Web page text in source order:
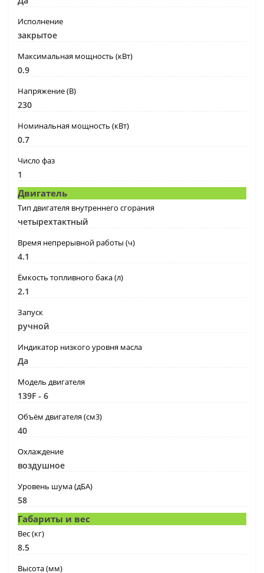
Исполнение
закрытое
Максимальная мощность (кВт)
0.9
Напряжение (В)
230
Номинальная мощность (кВт)
0.7
Число фаз
1
Двигатель
Тип двигателя внутреннего сгорания
четырехтактный
Время непрерывной работы (ч)
4.1
Ёмкость топливного бака (л)
2.1
Запуск
ручной
Индикатор низкого уровня масла
Да
Модель двигателя
139F - 6
Объём двигателя (см3)
40
Охлаждение
воздушное
Уровень шума (дБА)
58
Габариты и вес
Вес (кг)
8.5
Высота (мм)